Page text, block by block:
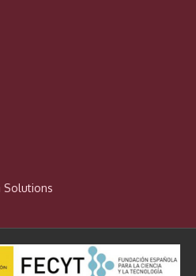
Solutions